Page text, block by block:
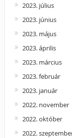
2023. július
2023. június
2023. május
2023. április
2023. március
2023. február
2023. január
2022. november
2022. október
2022.